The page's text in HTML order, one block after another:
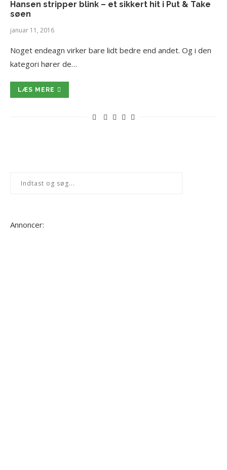
Hansen stripper blink – et sikkert hit i Put & Take
søen
januar 11, 2016
Noget endeagn virker bare lidt bedre end andet. Og i den
kategori hører de…
LÆS MERE
Annoncer: